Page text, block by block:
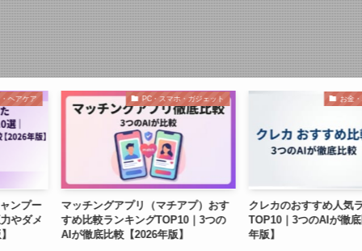
PC・スマホ・ガジェット
（マチアプ）おす
グTOP10｜3つの
年版】
お金・ポイント・金融
クレカのおすすめ人気ランキング
TOP10｜3つのAIが徹底比較【2026
年版】
ハンドクリ
キング